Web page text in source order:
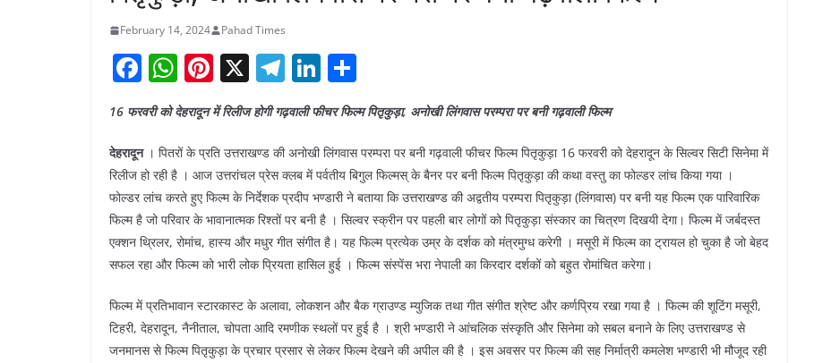
February 14, 2024 Pahad Times
F
a
c
e
b
o
o
k
W
h
at
s
A
p
p
Pi
nt
er
e
st
X T
el
e
gr
a
m
Li
n
k
e
dI
n
h
ar
e
16 फरवरी को देहरादून में रिलीज होगी गढ़वाली फीचर फिल्म पितृकुड़ा, अनोखी लिंगवास परम्परा पर बनी गढ़वाली फिल्म
देहरादून। पितरों के प्रति उत्तराखण्ड की अनोखी लिंगवास परम्परा पर बनी गढ़वाली फीचर फिल्म पितृकुड़ा 16 फरवरी को देहरादून के सिल्वर सिटी सिनेमा में
रिलीज हो रही है । आज उत्तरांचल प्रेस क्लब में पर्वतीय बिगुल फिल्मस् के बैनर पर बनी फिल्म पितृकुड़ा की कथा वस्तु का फोल्डर लांच किया गया ।
फोल्डर लांच करते हुए फिल्म के निर्देशक प्रदीप भण्डारी ने बताया कि उत्तराखण्ड की अद्वतीय परम्परा पितृकुड़ा (लिंगवास) पर बनी यह फिल्म एक पारिवारिक
फिल्म है जो परिवार के भावानात्मक रिश्तों पर बनी है । सिल्वर स्क्रीन पर पहली बार लोगों को पितृकुड़ा संस्कार का चित्रण दिखयी देगा। फिल्म में जर्बदस्त
एक्शन थ्रिलर, रोमांच, हास्य और मधुर गीत संगीत है। यह फिल्म प्रत्येक उम्र के दर्शक को मंत्रमुग्ध करेगी । मसूरी में फिल्म का ट्रायल हो चुका है जो बेहद
सफल रहा और फिल्म को भारी लोक प्रियता हासिल हुई । फिल्म संस्पेंस भरा नेपाली का किरदार दर्शकों को बहुत रोमांचित करेगा।
फिल्म में प्रतिभावान स्टारकास्ट के अलावा, लोकशन और बैक ग्राउण्ड म्युजिक तथा गीत संगीत श्रेष्ट और कर्णप्रिय रखा गया है । फिल्म की शूटिंग मसूरी,
टिहरी, देहरादून, नैनीताल, चोपता आदि रमणीक स्थलों पर हुई है । श्री भण्डारी ने आंचलिक संस्कृति और सिनेमा को सबल बनाने के लिए उत्तराखण्ड से
जनमानस से फिल्म पितृकुड़ा के प्रचार प्रसार से लेकर फिल्म देखने की अपील की है । इस अवसर पर फिल्म की सह निर्मात्री कमलेश भण्डारी भी मौजूद रही